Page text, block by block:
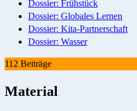
Dossier: Frühstück
Dossier: Globales Lernen
Dossier: Kita-Partnerschaft
Dossier: Wasser
112 Beiträge
Material